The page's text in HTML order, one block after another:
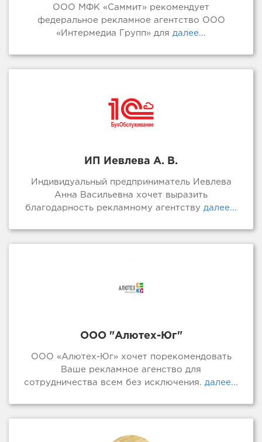
ООО МФК «Саммит» рекомендует
федеральное рекламное агентство ООО
«Интермедиа Групп» для далее...
ИП Иевлева А. В.
Индивидуальный предприниматель Иевлева
Анна Васильевна хочет выразить
благодарность рекламному агентству далее...
ООО "Алютех-Юг"
ООО «Алютех-Юг» хочет порекомендовать
Ваше рекламное агенство для
сотрудничества всем без исключения. далее...